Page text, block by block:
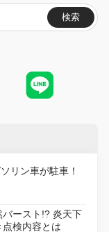
検索
リン車が駐車！
ースト!? 炎天下
検内容とは